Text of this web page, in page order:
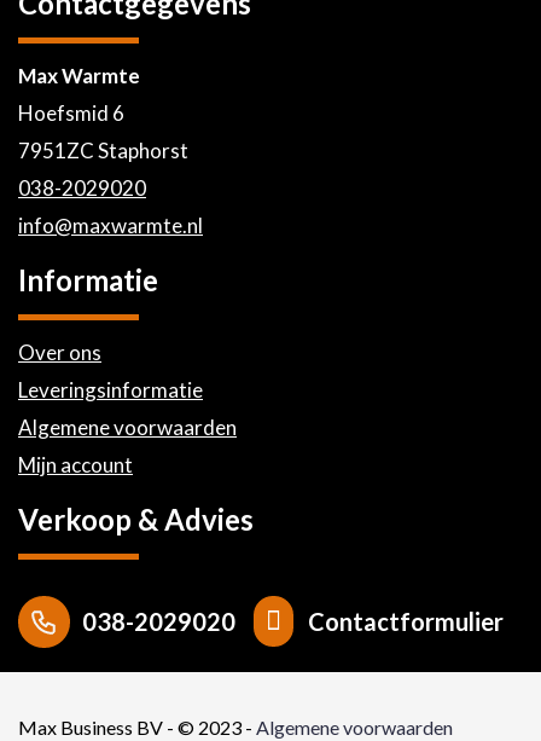
Max Warmte
Hoefsmid 6
7951ZC Staphorst
038-2029020
info@maxwarmte.nl
Informatie
Over ons
Leveringsinformatie
Algemene voorwaarden
Mijn account
Verkoop & Advies
038-2029020 Contactformulier
Max Business BV - © 2023 - Algemene voorwaarden